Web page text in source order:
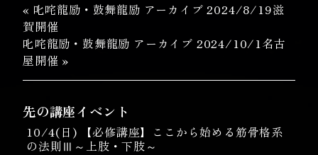
« 叱咤龍励・鼓舞龍励 アーカイブ 2024/8/19滋
賀開催
叱咤龍励・鼓舞龍励 アーカイブ 2024/10/1名古
屋開催 »
先の講座イベント
10/4(日) 【必修講座】ここから始める筋骨格系
の法則Ⅲ～上肢・下肢～